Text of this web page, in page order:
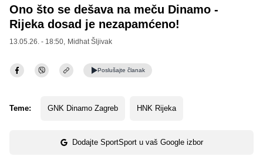
Ono što se dešava na meču Dinamo -
Rijeka dosad je nezapamćeno!
13.05.26. - 18:50, Midhat Šljivak
Poslušajte članak
Teme: GNK Dinamo Zagreb HNK Rijeka
Dodajte SportSport u vaš Google izbor